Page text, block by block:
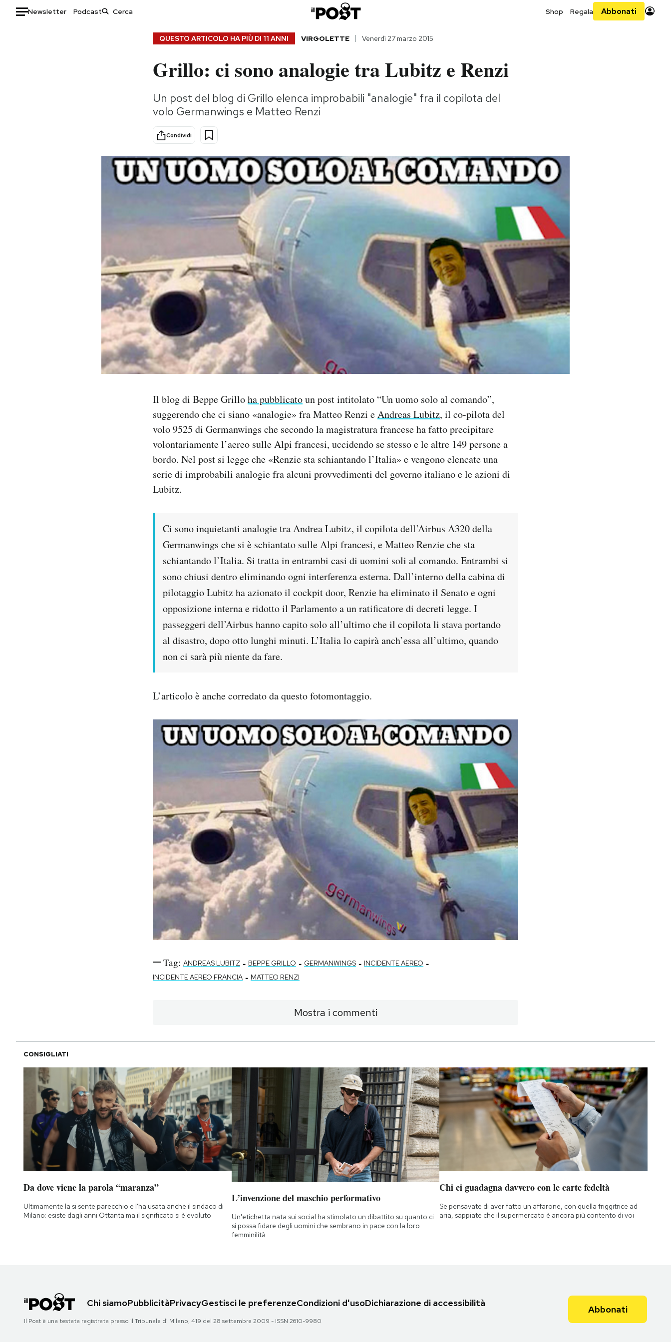
Newsletter Podcast Shop Regala Abbonati
Consumismi
Storie/Idee
Ok Boomer!
Media
Europa
Altrecose
QUESTO ARTICOLO HA PIÙ DI 11 ANNI VIRGOLETTE Venerdì 27 marzo 2015
Grillo: ci sono analogie tra Lubitz e Renzi
Un post del blog di Grillo elenca improbabili "analogie" fra il copilota del
volo Germanwings e Matteo Renzi
Condividi
Il blog di Beppe Grilloha pubblicatoun post intitolato “Un uomo solo al comando”,
suggerendo che ci siano «analogie» fra Matteo Renzi eAndreas Lubitz, il co-pilota del
volo 9525 di Germanwings che secondo la magistratura francese ha fatto precipitare
volontariamente l’aereo sulle Alpi francesi, uccidendo se stesso e le altre 149 persone a
bordo. Nel post si legge che «Renzie sta schiantando l’Italia» e vengono elencate una
serie di improbabili analogie fra alcuni provvedimenti del governo italiano e le azioni di
Lubitz.
Ci sono inquietanti analogie tra Andrea Lubitz, il copilota dell’Airbus A320 della
Germanwings che si è schiantato sulle Alpi francesi, e Matteo Renzie che sta
schiantando l’Italia. Si tratta in entrambi casi di uomini soli al comando. Entrambi si
sono chiusi dentro eliminando ogni interferenza esterna. Dall’interno della cabina di
pilotaggio Lubitz ha azionato il cockpit door, Renzie ha eliminato il Senato e ogni
opposizione interna e ridotto il Parlamento a un ratificatore di decreti legge. I
passeggeri dell’Airbus hanno capito solo all’ultimo che il copilota li stava portando
al disastro, dopo otto lunghi minuti. L’Italia lo capirà anch’essa all’ultimo, quando
non ci sarà più niente da fare.
L’articolo è anche corredato da questo fotomontaggio.
Tag: ANDREAS LUBITZ - BEPPE GRILLO - GERMANWINGS - INCIDENTE AEREO -
INCIDENTE AEREO FRANCIA - MATTEO RENZI
Mostra i commenti
CONSIGLIATI
Da dove viene la parola “maranza”
Ultimamente la si sente parecchio e l'ha usata anche il sindaco di
Milano: esiste dagli anni Ottanta ma il significato si è evoluto
L’invenzione del maschio performativo
Un'etichetta nata sui social ha stimolato un dibattito su quanto ci
si possa fidare degli uomini che sembrano in pace con la loro
femminilità
Chi ci guadagna davvero con le carte fedeltà
Se pensavate di aver fatto un affarone, con quella friggitrice ad
aria, sappiate che il supermercato è ancora più contento di voi
Chi siamoPubblicitàPrivacyGestisci le preferenzeCondizioni d'usoDichiarazione di accessibilità
Il Post è una testata registrata presso il Tribunale di Milano, 419 del 28 settembre 2009 - ISSN 2610-9980
Abbonati